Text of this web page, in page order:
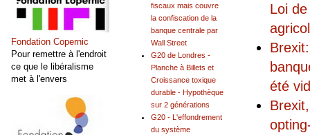
Loi
été
fiscaux mais couvre
la confiscation de la
banque centrale par
Wall Street
G20 de Londres -
Planche à Billets et
Croissance toxique
durable - Hypothèque
sur 2 générations
G20 - L'effondrement
du système
Fondation Copernic
Pour remettre à l'endroit
ce que le libéralisme
met à l'envers